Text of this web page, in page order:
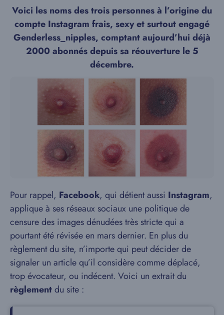
Voici les noms des trois personnes à l’origine du
compte Instagram frais, sexy et surtout engagé
Genderless_nipples, comptant aujourd’hui déjà
2000 abonnés depuis sa réouverture le 5
décembre.
Pour rappel, Facebook, qui détient aussi Instagram,
applique à ses réseaux sociaux une politique de
censure des images dénudées très stricte qui a
pourtant été révisée en mars dernier. En plus du
règlement du site, n’importe qui peut décider de
signaler un article qu’il considère comme déplacé,
trop évocateur, ou indécent. Voici un extrait du
règlementdu site :